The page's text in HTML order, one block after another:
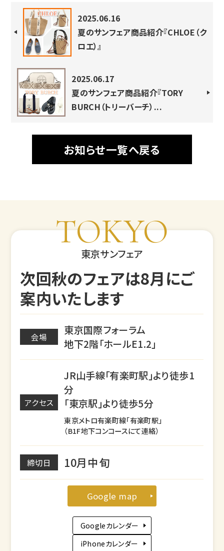
2025.06.16
夏のサンフェア商品紹介『CHLOE（ク
ロエ）』
2025.06.17
夏のサンフェア商品紹介『TORY
BURCH（トリーバーチ）...
お知らせ一覧へ戻る
TOKYO
東京サンフェア
次回秋のフェアは8月にご
案内いたします
会場
東京国際フォーラム
地下2階「ホールE1.2」
アクセス
JR山手線「有楽町駅」より徒歩1
分
「東京駅」より徒歩5分
東京メトロ有楽町線「有楽町駅」
（B1F地下コンコースにて連絡）
締切日 10月中旬
Google map
Googleカレンダー
iPhoneカレンダー